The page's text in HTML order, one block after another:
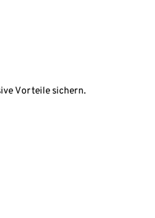
Vorteile sichern.